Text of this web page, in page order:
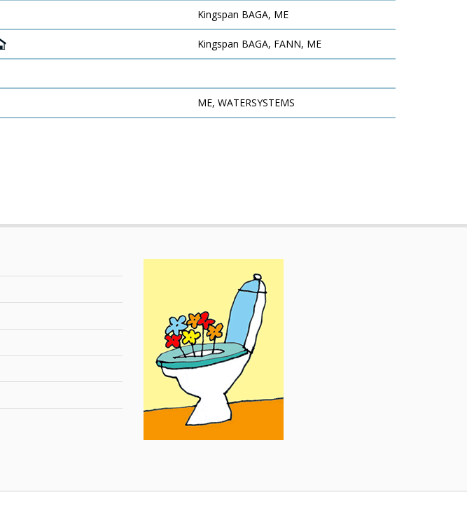
Kingspan BAGA, ME
Kingspan BAGA, FANN, ME
ME, WATERSYSTEMS